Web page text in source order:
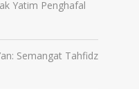
Yatim Penghafal
Semangat Tahfidz